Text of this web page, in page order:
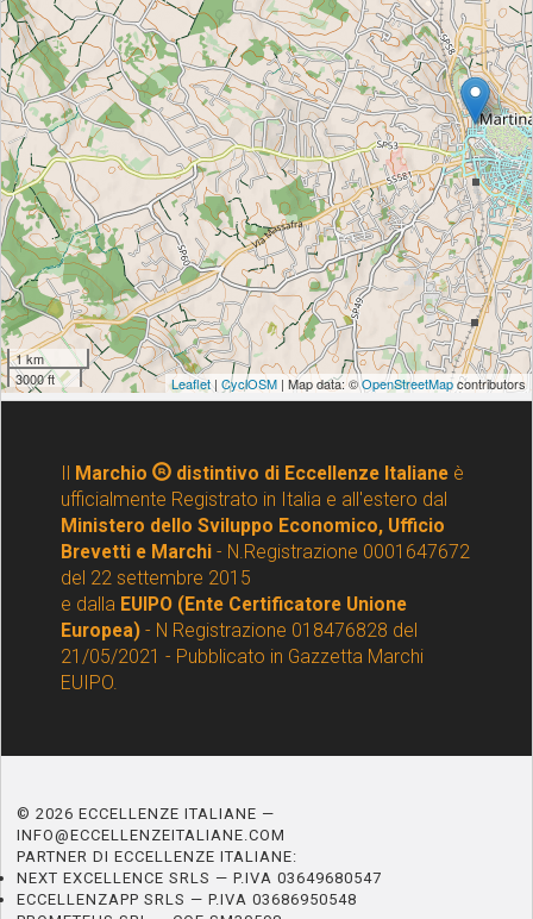
Marchio distintivo di Eccellenze Italianeè
ufficialmente Registrato in Italia e all'estero dal
Ministero dello Sviluppo Economico, Ufficio
Brevetti e Marchi - N.Registrazione 0001647672
del 22 settembre 2015
e dalla EUIPO (Ente Certificatore Unione
Europea) - N Registrazione 018476828 del
21/05/2021 - Pubblicato in Gazzetta Marchi
EUIPO.
© 2026 ECCELLENZE ITALIANE —
INFO@ECCELLENZEITALIANE.COM
PARTNER DI ECCELLENZE ITALIANE:
NEXT EXCELLENCE SRLS — P.IVA 03649680547
ECCELLENZAPP SRLS — P.IVA 03686950548